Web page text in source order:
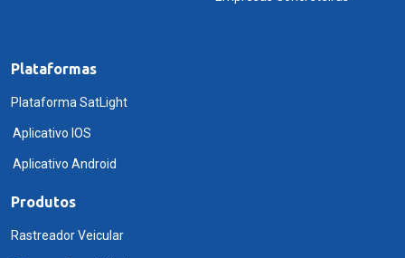
Plataformas
Plataforma SatLight
Aplicativo IOS
Aplicativo Android
Produtos
Rastreador Veicular